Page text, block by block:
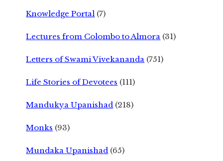
Knowledge Portal (7)
Lectures from Colombo to Almora (31)
Letters of Swami Vivekananda (751)
Life Stories of Devotees (111)
Mandukya Upanishad (218)
Monks (93)
Mundaka Upanishad (65)